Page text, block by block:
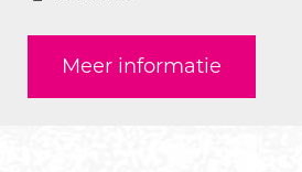
a
l
p
s
a
p
a
l
K
a
Meer informatie